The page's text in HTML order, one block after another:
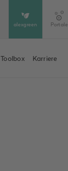
alexgreen Portale
Toolbox Karriere